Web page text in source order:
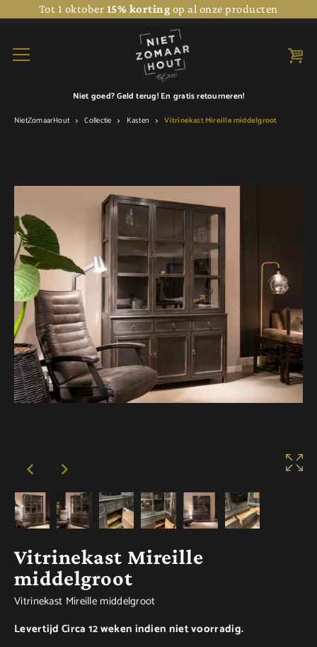
Tot 1 oktober 15% kortingop al onze producten
Niet goed? Geld terug! En gratis retourneren!
NietZomaarHout Collectie Kasten Vitrinekast Mireille middelgroot
Vitrinekast Mireille
middelgroot
Vitrinekast Mireille middelgroot
Levertijd Circa 12 weken indien niet voorradig.